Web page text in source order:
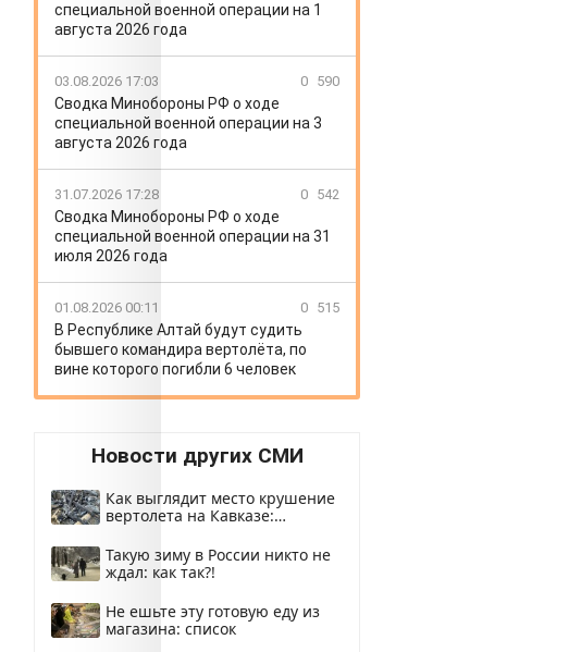
специальной военной операции на 1
августа 2026 года
03.08.2026 17:03 0 590
Сводка Минобороны РФ о ходе
специальной военной операции на 3
августа 2026 года
31.07.2026 17:28 0 542
Сводка Минобороны РФ о ходе
специальной военной операции на 31
июля 2026 года
01.08.2026 00:11 0 515
В Республике Алтай будут судить
бывшего командира вертолёта, по
вине которого погибли 6 человек
Новости других СМИ
Как выглядит место крушение
вертолета на Кавказе:
Такую зиму в России никто не
ждал: как так?!
Не ешьте эту готовую еду из
магазина: список